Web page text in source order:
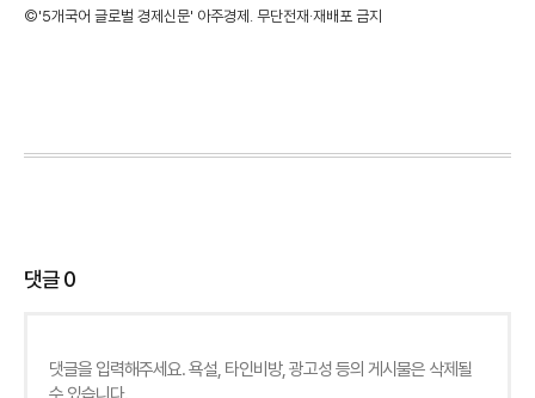
©'5개국어 글로벌 경제신문' 아주경제. 무단전재·재배포 금지
댓글0